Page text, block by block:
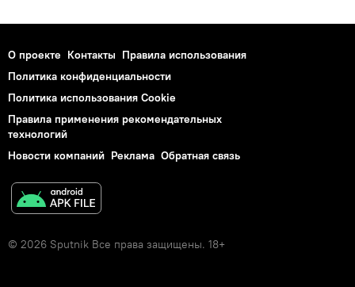
О проекте Контакты Правила использования
Политика конфиденциальности
Политика использования Cookie
Правила применения рекомендательных
технологий
Новости компаний Реклама Обратная связь
© 2026 Sputnik Все права защищены. 18+